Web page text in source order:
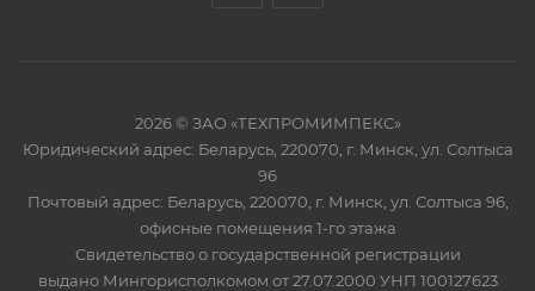
2026 © ЗАО «ТЕХПРОМИМПЕКС»
Юридический адрес: Беларусь, 220070, г. Минск, ул. Солтыса
96
Почтовый адрес: Беларусь, 220070, г. Минск, ул. Солтыса 96,
офисные помещения 1-го этажа
Свидетельство о государственной регистрации
выдано Мингорисполкомом от 27.07.2000 УНП 100127623